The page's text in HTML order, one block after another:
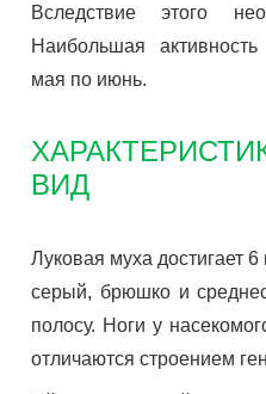
Вследствие этого
Наибольшая
мая по июнь.
ВИД
Луковая муха достигает
серый, брюшко и
полосу. Ноги у
отличаются строением